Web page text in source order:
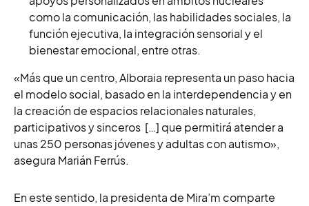
como la comunicación, las habilidades sociales, la
función ejecutiva, la integración sensorial y el
bienestar emocional, entre otras.
«Más que un centro, Alboraia representa un paso hacia
el modelo social, basado en la interdependencia y en
la creación de espacios relacionales naturales,
participativos y sinceros […] que permitirá atender a
unas 250 personas jóvenes y adultas con autismo»,
asegura Marián Ferrús.
En este sentido, la presidenta de Mira’m comparte